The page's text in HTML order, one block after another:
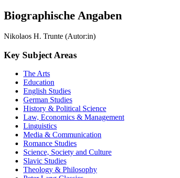
Biographische Angaben
Nikolaos H. Trunte (Autor:in)
Key Subject Areas
The Arts
Education
English Studies
German Studies
History & Political Science
Law, Economics & Management
Linguistics
Media & Communication
Romance Studies
Science, Society and Culture
Slavic Studies
Theology & Philosophy